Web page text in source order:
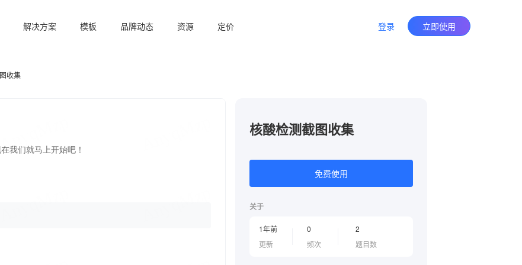
解决方案 模板 品牌动态 资源 定价 登录 立即使用
收集
核酸检测截图收集
免费使用
关于
1年前
更新
0
频次
2
题目数